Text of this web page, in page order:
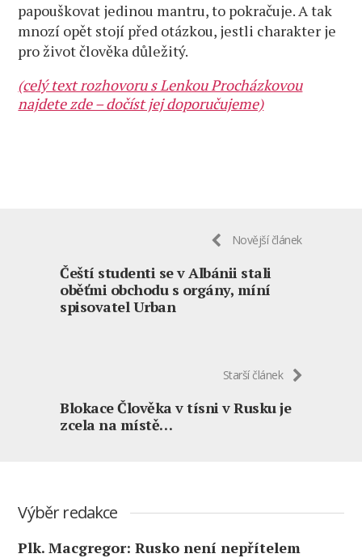
papouškovat jedinou mantru, to pokračuje. A tak
mnozí opět stojí před otázkou, jestli charakter je
pro život člověka důležitý.
(celý text rozhovoru s Lenkou Procházkovou
najdete zde – dočíst jej doporučujeme)
Novější článek
Čeští studenti se v Albánii stali
oběťmi obchodu s orgány, míní
spisovatel Urban
Starší článek
Blokace Člověka v tísni v Rusku je
zcela na místě…
Výběr redakce
Plk. Macgregor: Rusko není nepřítelem